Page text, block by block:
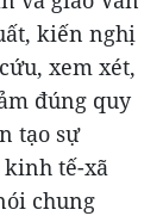
kiến nghị
xem xét,
đúng quy
tạo sự
tế-xã
chung